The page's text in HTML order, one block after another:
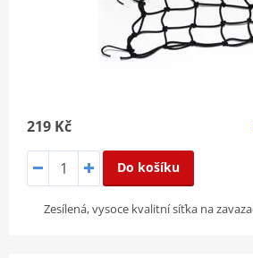
219 Kč
Do košíku
Zesílená, vysoce kvalitní síťka na